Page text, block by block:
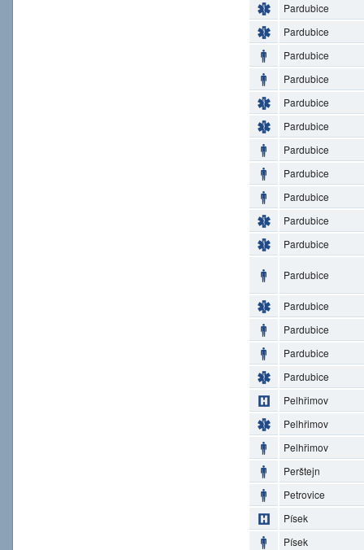
Pardubice
Pardubice
Pardubice
Pardubice
Pardubice
Pardubice
Pardubice
Pardubice
Pardubice
Pardubice
Pardubice
Pardubice
Pardubice
Pardubice
Pardubice
Pardubice
Pelhřimov
Pelhřimov
Pelhřimov
Perštejn
Petrovice
Písek
Písek